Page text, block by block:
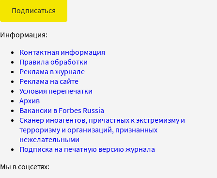
Подписаться
Информация:
Контактная информация
Правила обработки
Реклама в журнале
Реклама на сайте
Условия перепечатки
Архив
Вакансии в Forbes Russia
Сканер иноагентов, причастных к экстремизму и
терроризму и организаций, признанных
нежелательными
Подписка на печатную версию журнала
Мы в соцсетях: